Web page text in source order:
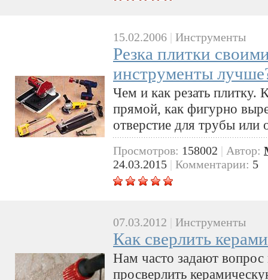
15.02.2006 | Инструменты
Резка плитки
инструменты
Чем и как резать плитку.
прямой, как фигурно
отверстие для трубы или
Просмотров: 158002 | Автор:
24.03.2015 | Комментарии: 5
07.03.2012 Инструменты
Как сверлить
Нам часто задают
просверлить